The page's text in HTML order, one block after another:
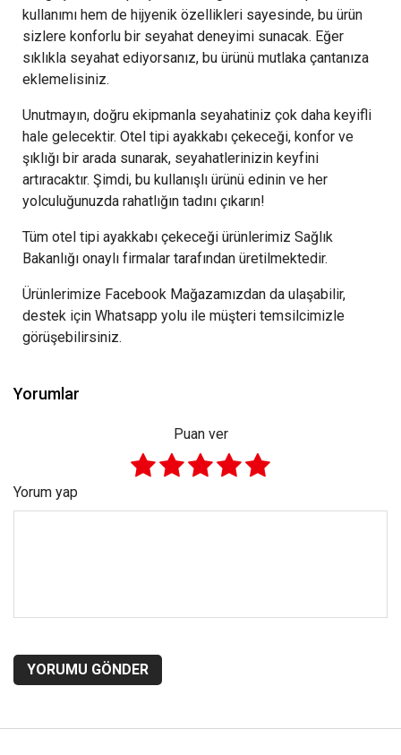
kullanımı hem de hijyenik özellikleri sayesinde, bu ürün
sizlere konforlu bir seyahat deneyimi sunacak. Eğer
sıklıkla seyahat ediyorsanız, bu ürünü mutlaka çantanıza
eklemelisiniz.
Unutmayın, doğru ekipmanla seyahatiniz çok daha keyifli
hale gelecektir. Otel tipi ayakkabı çekeceği, konfor ve
şıklığı bir arada sunarak, seyahatlerinizin keyfini
artıracaktır. Şimdi, bu kullanışlı ürünü edinin ve her
yolculuğunuzda rahatlığın tadını çıkarın!
Tüm otel tipi ayakkabı çekeceği ürünlerimiz Sağlık
Bakanlığı onaylı firmalar tarafından üretilmektedir.
Ürünlerimize Facebook Mağazamızdan da ulaşabilir,
destek için Whatsapp yolu ile müşteri temsilcimizle
görüşebilirsiniz.
Yorumlar
Puan ver
Yorum yap
YORUMU GÖNDER